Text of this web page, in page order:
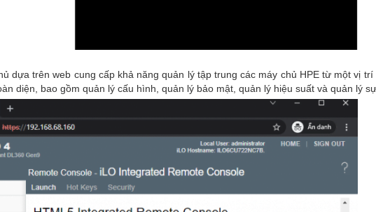
dựa trên web cung cấp khả năng quản lý tập trung các máy chủ HPE từ một vị trí
diện, bao gồm quản lý cấu hình, quản lý bảo mật, quản lý hiệu suất và quản lý sự